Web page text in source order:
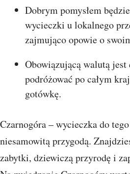
Dobrym pomysłem
wycieczki u lokalnego
zajmująco opowie o
Obowiązującą walutą
podróżować po całym
gotówkę.
Czarnogóra – wycieczka do
niesamowitą przygodą.
zabytki, dziewiczą przyrodę i